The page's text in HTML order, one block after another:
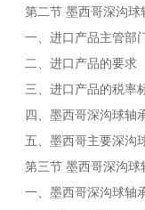
第二节 墨西哥深沟球
一、进口产品主管部
二、进口产品的要求
三、进口产品的税率
四、 墨西哥深沟球轴
五、 墨西哥主要深沟
第三节 墨西哥深沟球
一、 墨西哥深沟球轴